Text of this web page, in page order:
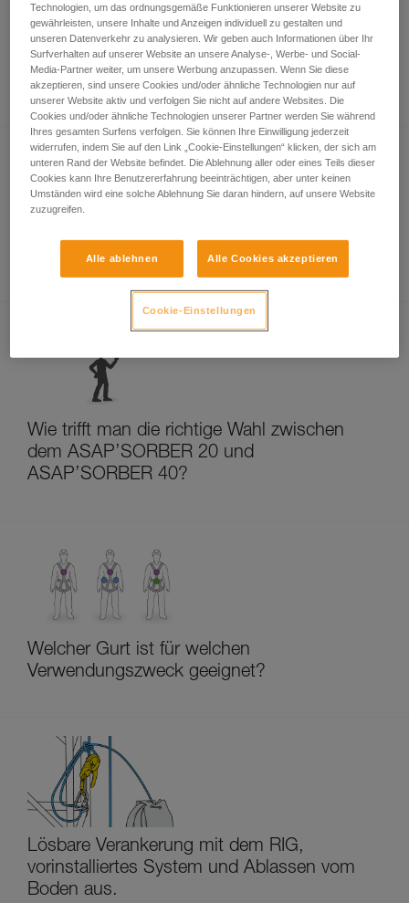
Funktionstest bei jeder Installation des ASAP
oder ASAP LOCK
Arbeitsplatzpositionierung und ASAP
Wie trifft man die richtige Wahl zwischen
dem ASAP’SORBER 20 und
ASAP’SORBER 40?
Welcher Gurt ist für welchen
Verwendungszweck geeignet?
Lösbare Verankerung mit dem RIG,
vorinstalliertes System und Ablassen vom
Boden aus.
Technologien, um das ordnungsgemäße Funktionieren unserer Website zu
gewährleisten, unsere Inhalte und Anzeigen individuell zu gestalten und
unseren Datenverkehr zu analysieren. Wir geben auch Informationen über Ihr
Surfverhalten auf unserer Website an unsere Analyse-, Werbe- und Social-
Media-Partner weiter, um unsere Werbung anzupassen. Wenn Sie diese
akzeptieren, sind unsere Cookies und/oder ähnliche Technologien nur auf
unserer Website aktiv und verfolgen Sie nicht auf andere Websites. Die
Cookies und/oder ähnliche Technologien unserer Partner werden Sie während
Ihres gesamten Surfens verfolgen. Sie können Ihre Einwilligung jederzeit
widerrufen, indem Sie auf den Link „Cookie-Einstellungen“ klicken, der sich am
unteren Rand der Website befindet. Die Ablehnung aller oder eines Teils dieser
Cookies kann Ihre Benutzererfahrung beeinträchtigen, aber unter keinen
Umständen wird eine solche Ablehnung Sie daran hindern, auf unsere Website
zuzugreifen.
Alle ablehnen Alle Cookies akzeptieren
Cookie-Einstellungen